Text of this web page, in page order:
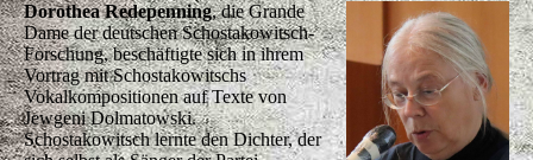
Dorothea Redepenning, die Grande
Dame der deutschen Schostakowitsch-
Forschung, beschäftigte sich in ihrem
Vortrag mit Schostakowitschs
Vokalkompositionen auf Texte von
Jewgeni Dolmatowski.
Schostakowitsch lernte den Dichter, der